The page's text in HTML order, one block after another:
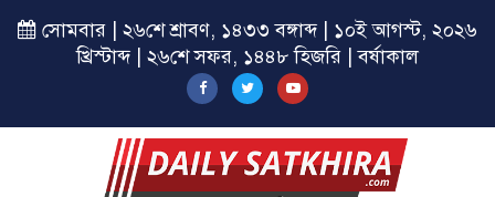
সোমবার | ২৬শে শ্রাবণ, ১৪৩৩ বঙ্গাব্দ | ১০ই আগস্ট, ২০২৬
খ্রিস্টাব্দ | ২৬শে সফর, ১৪৪৮ হিজরি | বর্ষাকাল